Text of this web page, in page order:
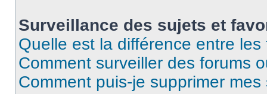
Surveillance des sujets et
Quelle est la différence entre
Comment surveiller des forums
Comment puis-je supprimer